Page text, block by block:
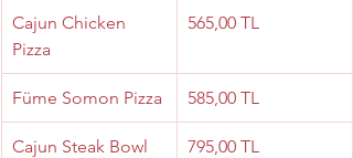
Cajun Chicken
Pizza
565,00 TL
Füme Somon Pizza 585,00 TL
Cajun Steak Bowl 795,00 TL